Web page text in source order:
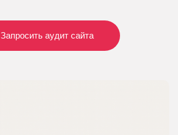
Запросить аудит сайта